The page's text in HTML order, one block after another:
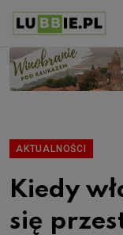
AKTUALNOŚCI
Kiedy
się